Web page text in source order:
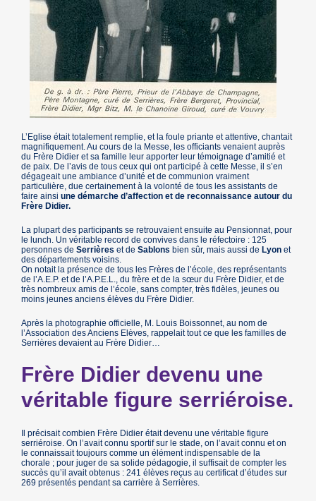
L’Eglise était totalement remplie, et la foule priante et attentive, chantait
magnifiquement. Au cours de la Messe, les officiants venaient auprès
du Frère Didier et sa famille leur apporter leur témoignage d’amitié et
de paix. De l’avis de tous ceux qui ont participé à cette Messe, il s’en
dégageait une ambiance d’unité et de communion vraiment
particulière, due certainement à la volonté de tous les assistants de
faire ainsiune démarche d’affection et de reconnaissance autour du
Frère Didier.
La plupart des participants se retrouvaient ensuite au Pensionnat, pour
le lunch. Un véritable record de convives dans le réfectoire : 125
personnes deSerrières et deSablons bien sûr, mais aussi de Lyon et
des départements voisins.
On notait la présence de tous les Frères de l’école, des représentants
de l’A.E.P. et de l’A.P.E.L., du frère et de la sœur du Frère Didier, et de
très nombreux amis de l’école, sans compter, très fidèles, jeunes ou
moins jeunes anciens élèves du Frère Didier.
Après la photographie officielle, M. Louis Boissonnet, au nom de
l’Association des Anciens Elèves, rappelait tout ce que les familles de
Serrières devaient au Frère Didier…
Frère Didier devenu une
véritable figure serriéroise.
Il précisait combien Frère Didier était devenu une véritable figure
serriéroise. On l’avait connu sportif sur le stade, on l’avait connu et on
le connaissait toujours comme un élément indispensable de la
chorale ; pour juger de sa solide pédagogie, il suffisait de compter les
succès qu’il avait obtenus : 241 élèves reçus au certificat d’études sur
269 présentés pendant sa carrière à Serrières.